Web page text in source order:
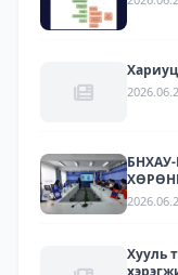
Хууль